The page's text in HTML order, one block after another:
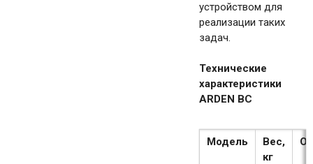
устройством для
реализации таких
задач.
Технические
характеристики
ARDEN BC
Модель
Вес,
кг
Of